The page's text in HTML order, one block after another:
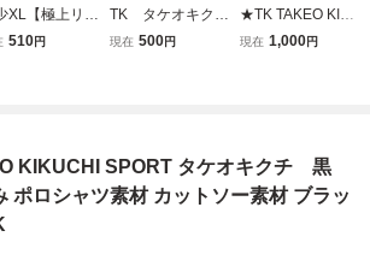
XL【極上リネ
】タケオ
カジュア
夏
510円
TK タケオキク
チ TAKEO KIKU
現在 500円
★TK TAKEO KIKU
CHI★半袖 ポロシ
現在 1,000円
KIKUCHI SPORT タケオキクチ 黒
ポロシャツ素材 カットソー素材 ブラッ